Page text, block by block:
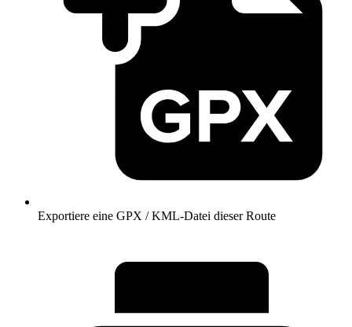
Exportiere eine GPX / KML-Datei dieser Route